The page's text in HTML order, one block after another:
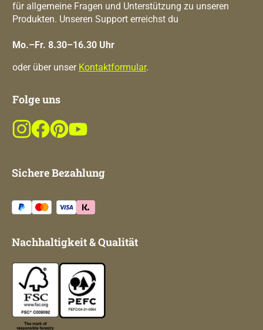
für allgemeine Fragen und Unterstützung zu unseren
Produkten. Unseren Support erreichst du
Mo.–Fr. 8.30–16.30 Uhr
oder über unser Kontaktformular.
Folge uns
Sichere Bezahlung
Nachhaltigkeit & Qualität